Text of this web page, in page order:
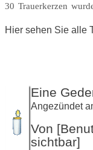
30 Trauerkerzen
Hier sehen Sie alle
Eine
Angezündet
Von
sichtbar]